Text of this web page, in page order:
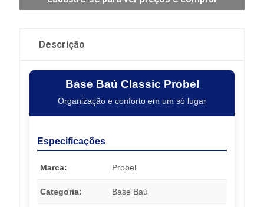
Descrição
Base Baú Classic Probel
Organização e conforto em um só lugar
Especificações
Marca: Probel
Categoria: Base Baú